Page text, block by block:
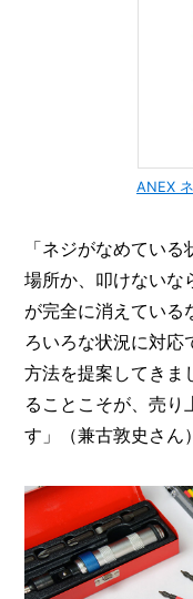
ANEX
「ネジがなめてい
場所か、叩けないな
が完全に消えてい
ろいろな状況に対応
方法を提案してきま
ることこそが、売り
す」（兼古敦史さん）